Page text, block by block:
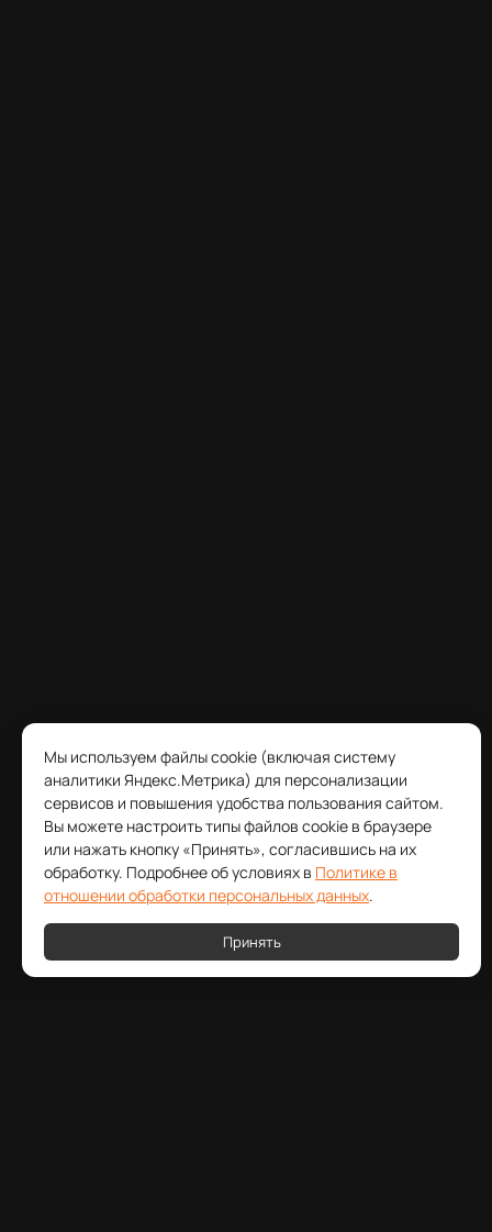
Мы используем файлы cookie (включая систему
аналитики Яндекс.Метрика) для персонализации
сервисов и повышения удобства пользования сайтом.
Вы можете настроить типы файлов cookie в браузере
или нажать кнопку «Принять», согласившись на их
обработку. Подробнее об условиях в Политике в
отношении обработки персональных данных.
Принять